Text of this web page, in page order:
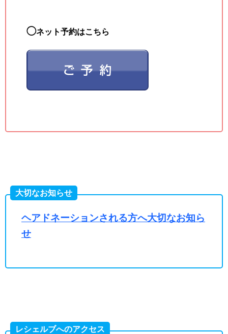
◯ネット予約はこちら
大切なお知らせ
ヘアドネーションされる方へ大切なお知ら
せ
レシェルブへのアクセス